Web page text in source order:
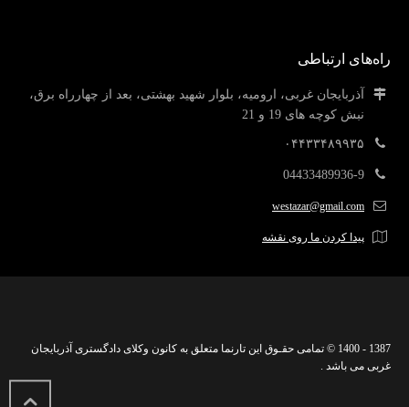
راه‌های ارتباطی
آذربایجان غربی، ارومیه، بلوار شهید بهشتی، بعد از چهارراه برق،
نبش کوچه های 19 و 21
۰۴۴۳۳۴۸۹۹۳۵
04433489936-9
westazar@gmail.com
پیدا کردن ما روی نقشه
1387 - 1400 © تمامی حقـوق این تارنما متعلق به کانون وکلای دادگستری آذربایجان
غربی می باشد .